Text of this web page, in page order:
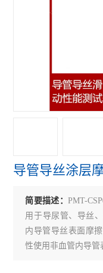
导管导丝涂层
简要描述：PMT-
用于导尿管、导丝
内导管导丝表面摩
性使用非血管内导管